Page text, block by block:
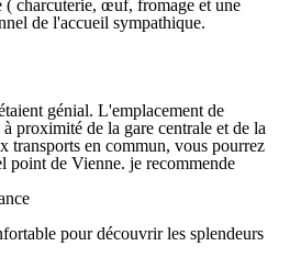
( charcuterie, œuf, fromage et une
de l'accueil sympathique.
génial. L'emplacement de
proximité de la gare centrale et de la
transports en commun, vous pourrez
point de Vienne. je recommende
pour découvrir les splendeurs